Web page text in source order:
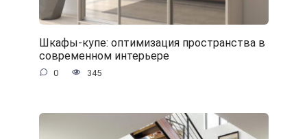
Шкафы-купе: оптимизация пространства в
современном интерьере
0 345